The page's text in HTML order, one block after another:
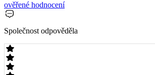
ověřené hodnocení
Společnost odpověděla